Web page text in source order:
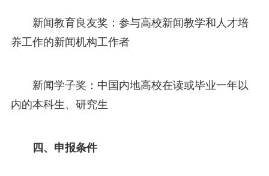
新闻教育良友奖：参与高校新闻教学和人才培
养工作的新闻机构工作者
新闻学子奖：中国内地高校在读或毕业一年以
内的本科生、研究生
四、申报条件